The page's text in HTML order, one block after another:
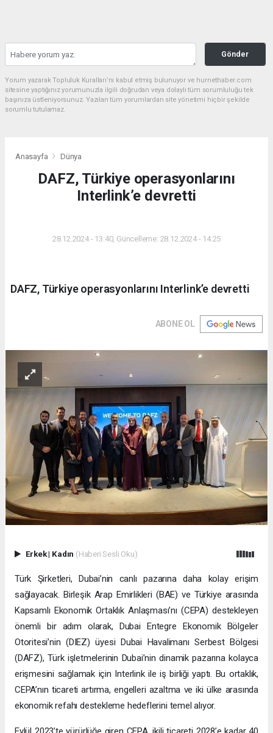
Gönder
Yorum yazarak Topluluk Kuralları’nı kabul etmiş bulunuyor ve hurnethaber.com
sitesine yaptığınız yorumunuzla ilgili doğrudan veya dolaylı tüm sorumluluğu tek
başınıza üstleniyorsunuz. Yazılan tüm yorumlardan site yönetimi hiçbir şekilde
sorumlu tutulamaz.
Anasayfa Dünya
DAFZ, Türkiye operasyonlarını
Interlink’e devretti
28.12.2024 - 13:40, Güncelleme: 28.12.2024 - 14:25
DAFZ, Türkiye operasyonlarını Interlink’e devretti
ABONE OL
Erkek| Kadın (Haberi Sesli Oku)
Türk Şirketleri, Dubai’nin canlı pazarına daha kolay erişim
sağlayacak. Birleşik Arap Emirlikleri (BAE) ve Türkiye arasında
Kapsamlı Ekonomik Ortaklık Anlaşması’nı (CEPA) destekleyen
önemli bir adım olarak, Dubai Entegre Ekonomik Bölgeler
Otoritesi’nin (DIEZ) üyesi Dubai Havalimanı Serbest Bölgesi
(DAFZ), Türk işletmelerinin Dubai’nin dinamik pazarına kolayca
erişmesini sağlamak için Interlink ile iş birliği yaptı. Bu ortaklık,
CEPA’nın ticareti artırma, engelleri azaltma ve iki ülke arasında
ekonomik refahı destekleme hedeflerini temel alıyor.